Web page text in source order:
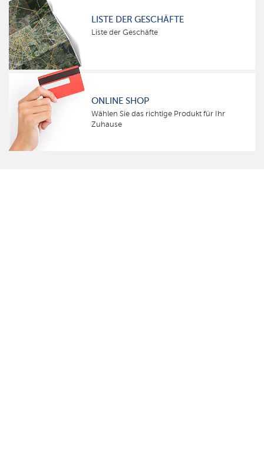
LISTE DER GESCHÄFTE
Liste der Geschäfte
ONLINE SHOP
Wählen Sie das richtige Produkt für Ihr
Zuhause